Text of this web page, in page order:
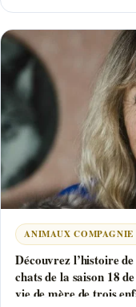
ANIMAUX COMPAGNIE
Découvrez l’histoire
chats de la saison 18
vie de mère de trois